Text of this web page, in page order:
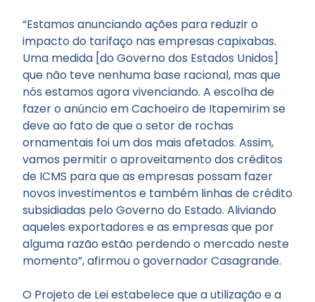
“Estamos anunciando ações para reduzir o
impacto do tarifaço nas empresas capixabas.
Uma medida [do Governo dos Estados Unidos]
que não teve nenhuma base racional, mas que
nós estamos agora vivenciando. A escolha de
fazer o anúncio em Cachoeiro de Itapemirim se
deve ao fato de que o setor de rochas
ornamentais foi um dos mais afetados. Assim,
vamos permitir o aproveitamento dos créditos
de ICMS para que as empresas possam fazer
novos investimentos e também linhas de crédito
subsidiadas pelo Governo do Estado. Aliviando
aqueles exportadores e as empresas que por
alguma razão estão perdendo o mercado neste
momento”, afirmou o governador Casagrande.
O Projeto de Lei estabelece que a utilização e a